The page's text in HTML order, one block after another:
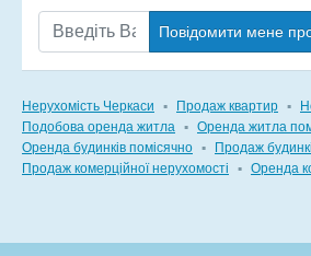
Повідомити мене
Нерухомість Черкаси ▪ Продаж квартир ▪
Подобова оренда житла ▪ Оренда житла
Оренда будинків помісячно ▪ Продаж
Продаж комерційної нерухомості
▪ Оренда